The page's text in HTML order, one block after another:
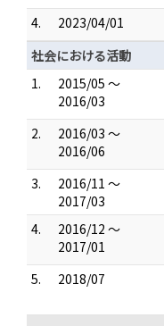
4.
2023/04/01
社会における活動
1.
2015/05 ～
2016/03
2.
2016/03 ～
2016/06
3.
2016/11 ～
2017/03
4.
2016/12 ～
2017/01
5.
2018/07